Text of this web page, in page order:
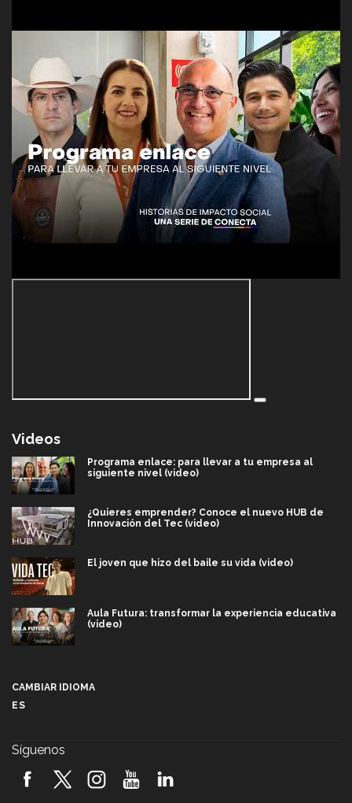
Videos
Programa enlace: para llevar a tu empresa al
siguiente nivel (video)
¿Quieres emprender? Conoce el nuevo HUB de
Innovación del Tec (video)
El joven que hizo del baile su vida (video)
Aula Futura: transformar la experiencia educativa
(video)
2026! (video)
CAMBIAR IDIOMA
ES
Síguenos